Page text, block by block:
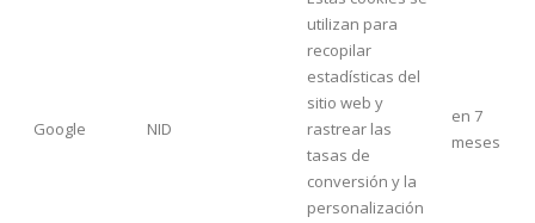
Google NID
utilizan para
recopilar
estadísticas del
sitio web y
rastrear las
tasas de
conversión y la
personalización
en 7
meses